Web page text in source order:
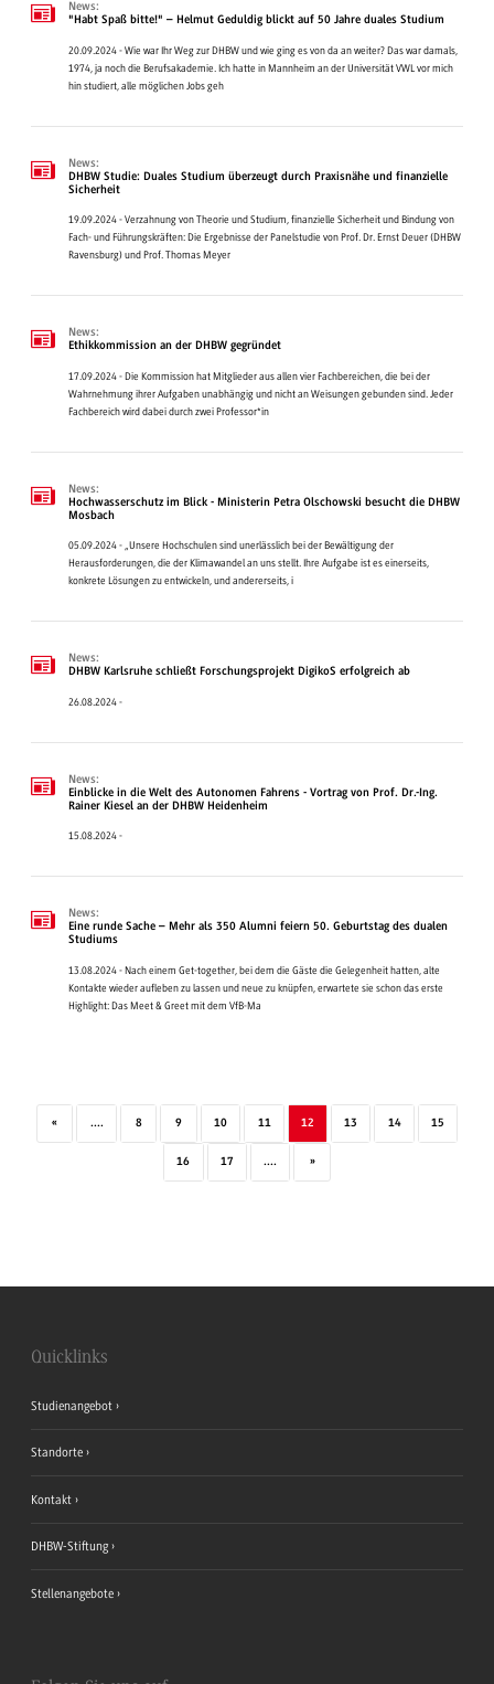
News:
"Habt Spaß bitte!" – Helmut Geduldig blickt auf 50 Jahre duales Studium
20.09.2024 - Wie war Ihr Weg zur DHBW und wie ging es von da an weiter? Das war damals,
1974, ja noch die Berufsakademie. Ich hatte in Mannheim an der Universität VWL vor mich
hin studiert, alle möglichen Jobs geh
News:
DHBW Studie: Duales Studium überzeugt durch Praxisnähe und finanzielle
Sicherheit
19.09.2024 - Verzahnung von Theorie und Studium, finanzielle Sicherheit und Bindung von
Fach- und Führungskräften: Die Ergebnisse der Panelstudie von Prof. Dr. Ernst Deuer (DHBW
Ravensburg) und Prof. Thomas Meyer
News:
Ethikkommission an der DHBW gegründet
17.09.2024 - Die Kommission hat Mitglieder aus allen vier Fachbereichen, die bei der
Wahrnehmung ihrer Aufgaben unabhängig und nicht an Weisungen gebunden sind. Jeder
Fachbereich wird dabei durch zwei Professor*in
News:
Hochwasserschutz im Blick - Ministerin Petra Olschowski besucht die DHBW
Mosbach
05.09.2024 - „Unsere Hochschulen sind unerlässlich bei der Bewältigung der
Herausforderungen, die der Klimawandel an uns stellt. Ihre Aufgabe ist es einerseits,
konkrete Lösungen zu entwickeln, und andererseits, i
News:
DHBW Karlsruhe schließt Forschungsprojekt DigikoS erfolgreich ab
26.08.2024 -
News:
Einblicke in die Welt des Autonomen Fahrens - Vortrag von Prof. Dr.-Ing.
Rainer Kiesel an der DHBW Heidenheim
15.08.2024 -
News:
Eine runde Sache – Mehr als 350 Alumni feiern 50. Geburtstag des dualen
Studiums
13.08.2024 - Nach einem Get-together, bei dem die Gäste die Gelegenheit hatten, alte
Kontakte wieder aufleben zu lassen und neue zu knüpfen, erwartete sie schon das erste
Highlight: Das Meet & Greet mit dem VfB-Ma
« .... 8 9 10 11 12 13 14 15
16 17 .... »
Quicklinks
Studienangebot
Standorte
Kontakt
DHBW-Stiftung
Stellenangebote